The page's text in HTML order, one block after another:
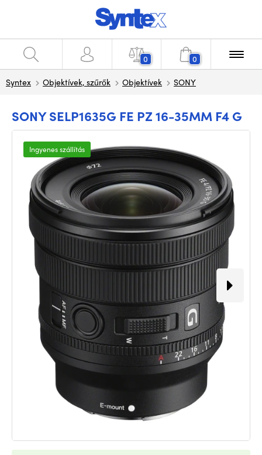
0 0
Syntex Objektívek, szűrők Objektívek SONY
SONY SELP1635G FE PZ 16-35MM F4 G
Ingyenes szállítás